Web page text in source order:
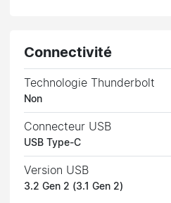
Connectivité
Technologie Thunderbolt
Non
Connecteur USB
USB Type-C
Version USB
3.2 Gen 2 (3.1 Gen 2)